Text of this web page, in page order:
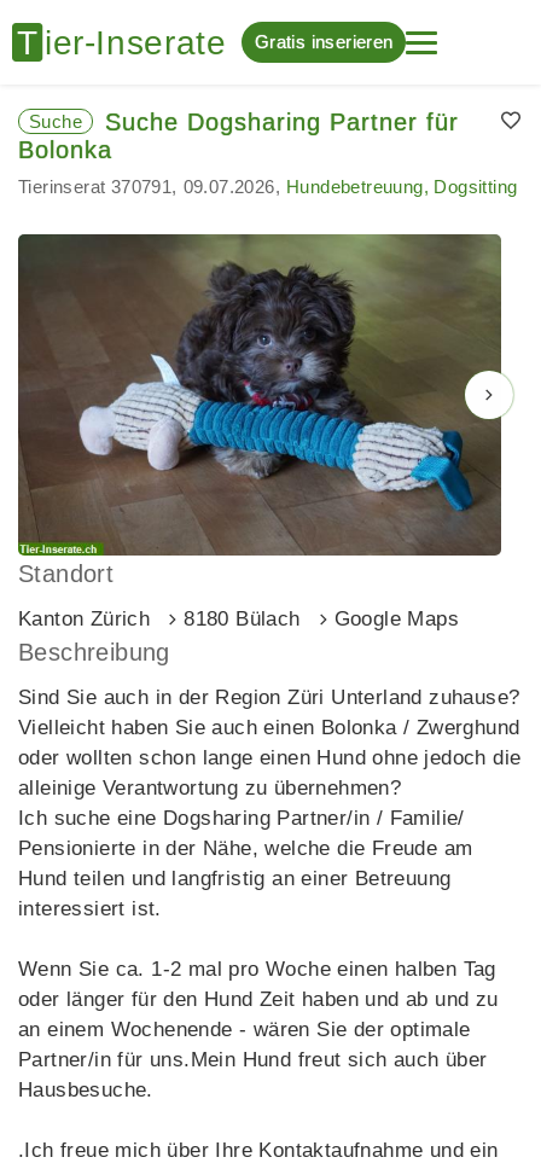
Gratis inserieren
Suche
Suche Dogsharing Partner für
Bolonka
Tierinserat 370791 09.07.2026 Hundebetreuung, Dogsitting
Standort
Kanton Zürich 8180 Bülach Google Maps
Beschreibung
Sind Sie auch in der Region Züri Unterland zuhause?
Vielleicht haben Sie auch einen Bolonka / Zwerghund
oder wollten schon lange einen Hund ohne jedoch die
alleinige Verantwortung zu übernehmen?
Ich suche eine Dogsharing Partner/in / Familie/
Pensionierte in der Nähe, welche die Freude am
Hund teilen und langfristig an einer Betreuung
interessiert ist.
Wenn Sie ca. 1-2 mal pro Woche einen halben Tag
oder länger für den Hund Zeit haben und ab und zu
an einem Wochenende - wären Sie der optimale
Partner/in für uns.Mein Hund freut sich auch über
Hausbesuche.
.Ich freue mich über Ihre Kontaktaufnahme und ein